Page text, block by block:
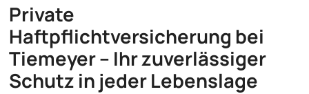
Private
Haftpflichtversicherung bei
Tiemeyer – Ihr zuverlässiger
Schutz in jeder Lebenslage